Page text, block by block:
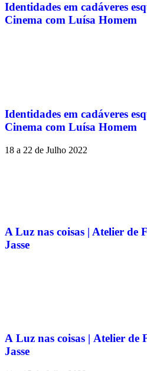
Identidades em cadáveres
Cinema com Luísa Homem
Identidades em cadáveres
Cinema com Luísa Homem
18 a 22 de Julho 2022
A Luz nas coisas | Atelier de
Jasse
A Luz nas coisas | Atelier de
Jasse